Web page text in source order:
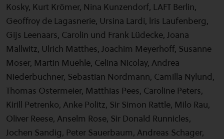
Kosky, Kurt Krömer, Nina Kunzendorf, LAFT Berlin,
Geoffroy de Lagasnerie, Ursina Lardi, lris Laufenberg,
Gijs Leenaars, Carolin und Frank Lüdecke, Joana
Mallwitz, Ulrich Matthes, Joachim Meyerhoff, Susanne
Moser, Martin Muehle, Celina Nicolay, Andrea
Niederbuchner, Sebastian Nordmann, Camilla Nylund,
Thomas Ostermeier, Matthias Pees, Caroline Peters,
Kirill Petrenko, Anke Politz, Sir Simon Rattle, Milo Rau,
Oliver Reese, Anselm Rose, Sir Donald Runnicles,
Jochen Sandig, Peter Sauerbaum, Andreas Schager,